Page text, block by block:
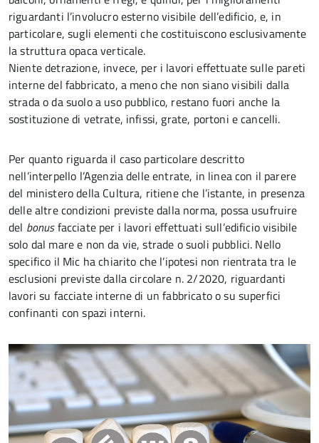
riguardanti l’involucro esterno visibile dell’edificio, e, in
particolare, sugli elementi che costituiscono esclusivamente
la struttura opaca verticale.
Niente detrazione, invece, per i lavori effettuate sulle pareti
interne del fabbricato, a meno che non siano visibili dalla
strada o da suolo a uso pubblico, restano fuori anche la
sostituzione di vetrate, infissi, grate, portoni e cancelli.
Per quanto riguarda il caso particolare descritto
nell’interpello l’Agenzia delle entrate, in linea con il parere
del ministero della Cultura, ritiene che l’istante, in presenza
delle altre condizioni previste dalla norma, possa usufruire
del bonusfacciate per i lavori effettuati sull’edificio visibile
solo dal mare e non da vie, strade o suoli pubblici. Nello
specifico il Mic ha chiarito che l’ipotesi non rientrata tra le
esclusioni previste dalla circolare n. 2/2020, riguardanti
lavori su facciate interne di un fabbricato o su superfici
confinanti con spazi interni.